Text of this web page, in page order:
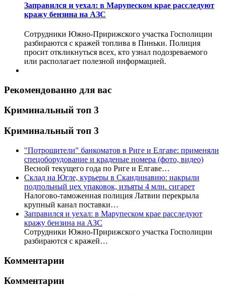
Заправился и уехал: в Марупеском крае расследуют
кражу бензина на АЗС
Сотрудники Южно-Пририжского участка Госполиции
разбираются с кражей топлива в Пиньки. Полиция
просит откликнуться всех, кто узнал подозреваемого
или располагает полезной информацией.
Рекомендованно для вас
Криминальный топ 3
Криминальный топ 3
"Потрошители" банкоматов в Риге и Елгаве: применяли
спецоборудование и краденые номера (фото, видео)
Весной текущего года по Риге и Елгаве…
Склад на Югле, курьеры в Скандинавию: накрыли
подпольный цех упаковок, изъяты 4 млн. сигарет
Налогово-таможенная полиция Латвии перекрыла
крупный канал поставки…
Заправился и уехал: в Марупеском крае расследуют
кражу бензина на АЗС
Сотрудники Южно-Пририжского участка Госполиции
разбираются с кражей…
Комментарии
Комментарии